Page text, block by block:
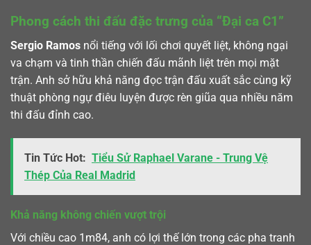
Phong cách thi đấu đặc trưng của “Đại ca C1”
Sergio Ramos nổi tiếng với lối chơi quyết liệt, không ngại
va chạm và tinh thần chiến đấu mãnh liệt trên mọi mặt
trận. Anh sở hữu khả năng đọc trận đấu xuất sắc cùng kỹ
thuật phòng ngự điêu luyện được rèn giũa qua nhiều năm
thi đấu đỉnh cao.
Tin Tức Hot: Tiểu Sử Raphael Varane - Trung Vệ
Thép Của Real Madrid
Khả năng không chiến vượt trội
Với chiều cao 1m84, anh có lợi thế lớn trong các pha tranh